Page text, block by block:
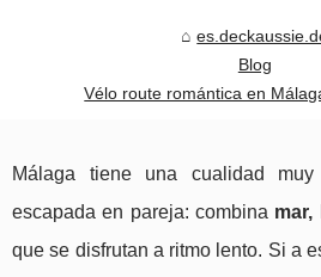
Blog
Vélo route romántica en
Málaga tiene una cualidad
escapada en pareja: combina mar,
que se disfrutan a ritmo lento. Si a